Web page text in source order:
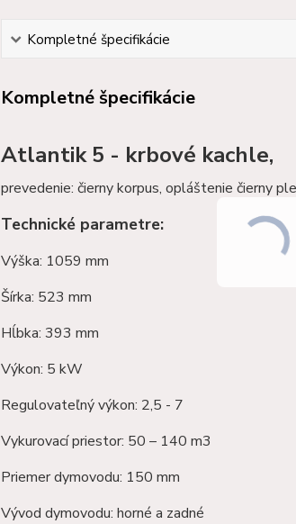
Kompletné špecifikácie
Kompletné špecifikácie
Atlantik 5 - krbové kachle,
prevedenie: čierny korpus, opláštenie čierny
Technické parametre:
Výška: 1059 mm
Šírka: 523 mm
Hĺbka: 393 mm
Výkon: 5 kW
Regulovateľný výkon: 2,5 - 7
Vykurovací priestor: 50 – 140 m3
Priemer dymovodu: 150 mm
Vývod dymovodu: horné a zadné